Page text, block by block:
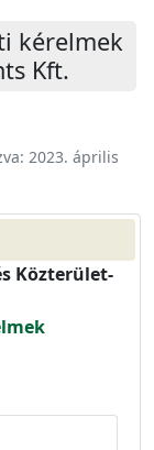
kérelmek
Kft.
2023. április
Közterület-